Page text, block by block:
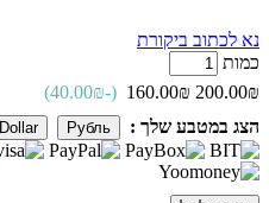
נא לכתוב ביקורת
כמות
200.00₪
160.00₪
(-40.00₪)
הצג במטבע שלך :
Рубль
Dollar